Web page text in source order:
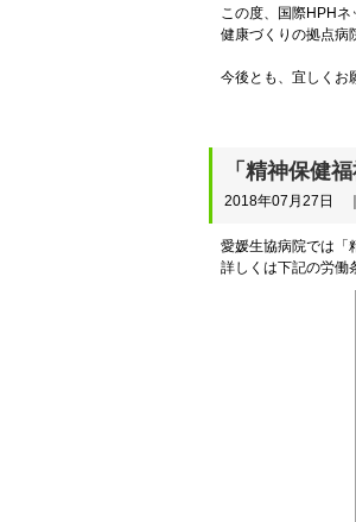
この度、国際HPHネ
健康づくりの拠点病
今後とも、宜しくお
「精神保健
2018年07月27日
愛媛生協病院では「
詳しくは下記の労働